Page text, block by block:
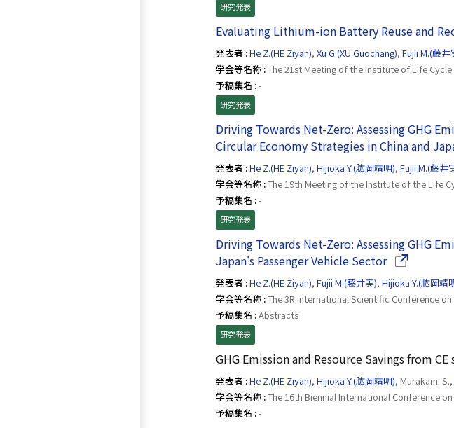
研究発表
Evaluating Lithium-ion Battery Reuse and
発表者 :He Z.(HE Ziyan), Xu G.(XU Guochang), Fujii M.(藤井
学会等名称 :The 21st Meeting of the Institute of Life Cycle
予稿集名 :-
研究発表
Driving Towards Net-Zero: Assessing GHG
Circular Economy Strategies in China and
発表者 :He Z.(HE Ziyan), Hijioka Y.(肱岡靖明), Fujii M.(藤井
学会等名称 :The 19th Meeting of the Institute of the Life
予稿集名 :-
研究発表
Driving Towards Net-Zero: Assessing GHG
Japan's Passenger Vehicle Sector（別ウインド
発表者 :He Z.(HE Ziyan), Fujii M.(藤井実), Hijioka Y.(肱岡靖
学会等名称 :The 3R International Scientific Conference
予稿集名 :Abstracts
研究発表
GHG Emission and Resource Savings from
発表者 :He Z.(HE Ziyan), Hijioka Y.(肱岡靖明), Murakami S.,
学会等名称 :The 16th Biennial International Conference
予稿集名 :-